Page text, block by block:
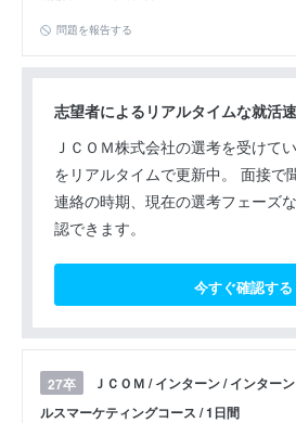
問題を報告する
志望者によるリアルタイムな就活
ＪＣＯＭ株式会社の選考を受けて
をリアルタイムで更新中。 面接で
連絡の時期、現在の選考フェーズ
認できます。
今すぐ確認する
27卒
ＪＣＯＭ / インターン / インター
ルスマーケティングコース / 1日間